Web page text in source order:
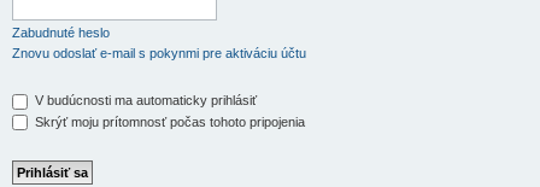
Zabudnuté heslo
Znovu odoslať e-mail s pokynmi pre aktiváciu účtu
V budúcnosti ma automaticky prihlásiť
Skrýť moju prítomnosť počas tohoto pripojenia